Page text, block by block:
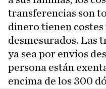
transferencias son
dinero tienen
desmesurados. Las
ya sea por envíos
persona están
encima de los 300